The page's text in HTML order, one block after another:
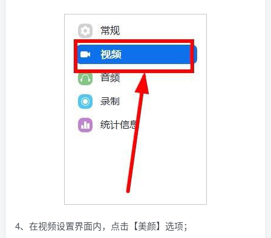
4、在视频设置界面内，点击【美颜】选项；